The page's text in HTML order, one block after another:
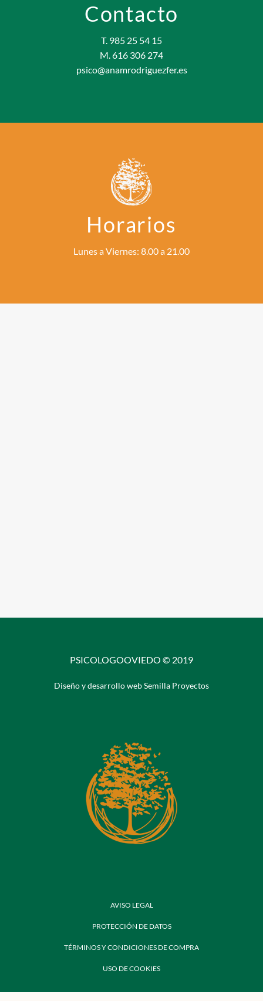
Contacto
T. 985 25 54 15
M. 616 306 274
psico@anamrodriguezfer.es
Horarios
Lunes a Viernes: 8.00 a 21.00
PSICOLOGOOVIEDO © 2019
Diseño y desarrollo web Semilla Proyectos
AVISO LEGAL
PROTECCIÓN DE DATOS
TÉRMINOS Y CONDICIONES DE COMPRA
USO DE COOKIES